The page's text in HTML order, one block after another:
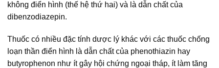
không điển hình (thế hệ thứ hai) và là dẫn chất của
dibenzodiazepin.
Thuốc có nhiều đặc tính dược lý khác với các thuốc chống
loạn thần điển hình là dẫn chất của phenothiazin hay
butyrophenon như ít gây hội chứng ngoại tháp, ít làm tăng